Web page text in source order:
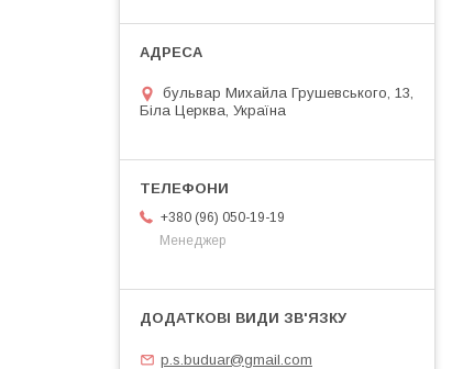
бульвар Михайла Грушевського, 13,
Біла Церква, Україна
+380 (96) 050-19-19
Менеджер
p.s.buduar@gmail.com